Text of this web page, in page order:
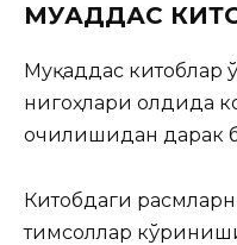
МУҚАДДАС
Муқаддас китоблар
нигоҳлари олдида
очилишидан дарак
Китобдаги
тимсоллар